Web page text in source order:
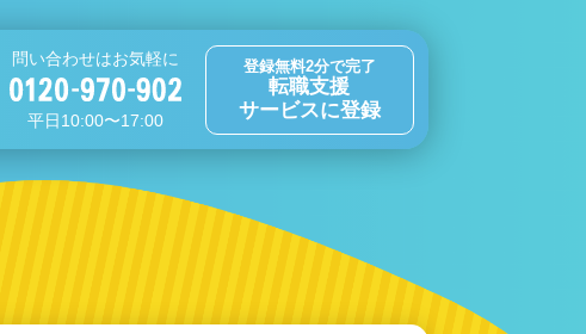
問い合わせはお気軽に
平日10:00〜17:00
登録無料2分で完了
転職支援
サービスに登録